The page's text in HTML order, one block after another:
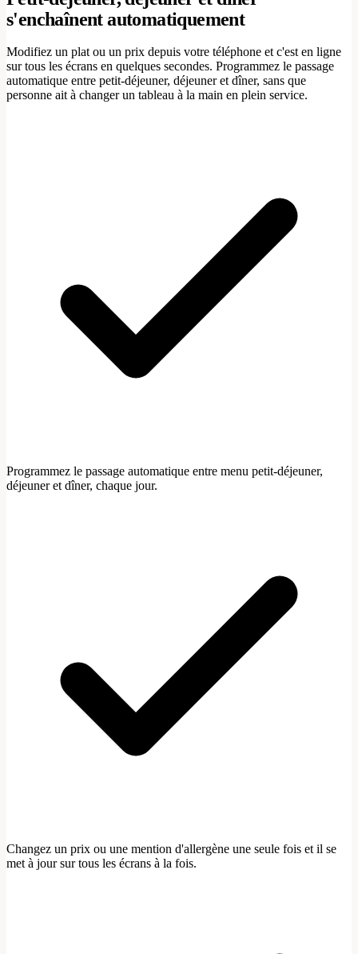
s'enchaînent automatiquement
Modifiez un plat ou un prix depuis votre téléphone et c'est en ligne
sur tous les écrans en quelques secondes. Programmez le passage
automatique entre petit-déjeuner, déjeuner et dîner, sans que
personne ait à changer un tableau à la main en plein service.
Programmez le passage automatique entre menu petit-déjeuner,
déjeuner et dîner, chaque jour.
Changez un prix ou une mention d'allergène une seule fois et il se
met à jour sur tous les écrans à la fois.